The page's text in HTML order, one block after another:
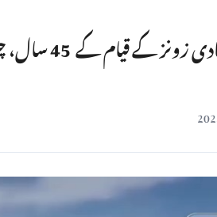
کی ترقی و اصلاحات اور کھلے پن کے معجزے کا مشاہدہ